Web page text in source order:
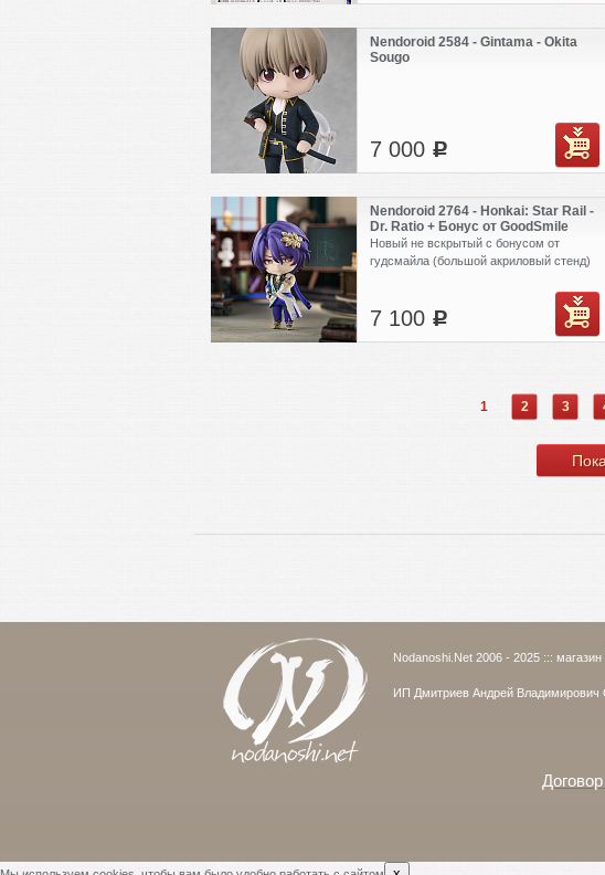
Nendoroid 2584 - Gintama - Okita
Sougo
7 000 c
Nendoroid 2764 - Honkai: Star Rail -
Dr. Ratio + Бонус от GoodSmile
Новый не вскрытый с бонусом от
гудсмайла (большой акриловый стенд)
7 100 c
1 2 3
Nodanoshi.Net 2006 - 2025 :::
ИП Дмитриев Андрей Владимирович